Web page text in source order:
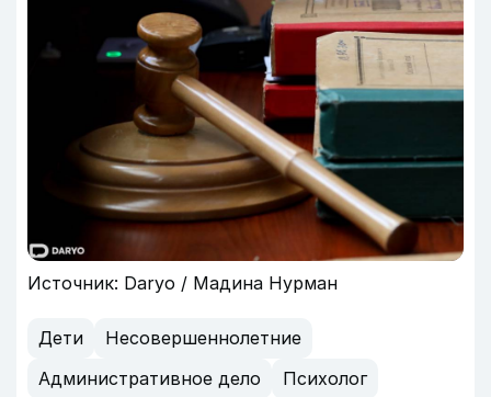
Источник: Daryo / Мадина Нурман
Дети
Несовершеннолетние
Административное дело
Психолог